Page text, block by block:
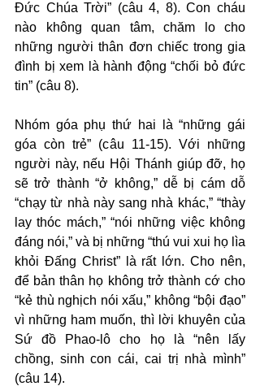
Đức Chúa Trời” (câu 4, 8). Con cháu
nào không quan tâm, chăm lo cho
những người thân đơn chiếc trong gia
đình bị xem là hành động “chối bỏ đức
tin” (câu 8).
Nhóm góa phụ thứ hai là “những gái
góa còn trẻ” (câu 11-15). Với những
người này, nếu Hội Thánh giúp đỡ, họ
sẽ trở thành “ở không,” dễ bị cám dỗ
“chạy từ nhà này sang nhà khác,” “thày
lay thóc mách,” “nói những việc không
đáng nói,” và bị những “thú vui xui họ lìa
khỏi Đấng Christ” là rất lớn. Cho nên,
để bản thân họ không trở thành cớ cho
“kẻ thù nghịch nói xấu,” không “bội đạo”
vì những ham muốn, thì lời khuyên của
Sứ đồ Phao-lô cho họ là “nên lấy
chồng, sinh con cái, cai trị nhà mình”
(câu 14).